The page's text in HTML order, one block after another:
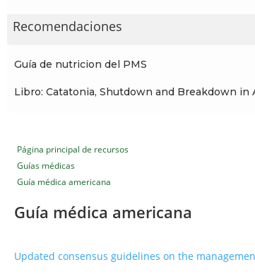
Recomendaciones
Guía de nutricion del PMS
Libro: Catatonia, Shutdown and Breakdown
Página principal de recursos
Guías médicas
Guía médica americana
Guía médica americana
Updated consensus guidelines on the